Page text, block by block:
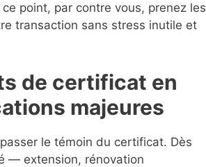
point, par contre vous, prenez les
transaction sans stress inutile et
de certificat en
majeures
le témoin du certificat. Dès
— extension, rénovation